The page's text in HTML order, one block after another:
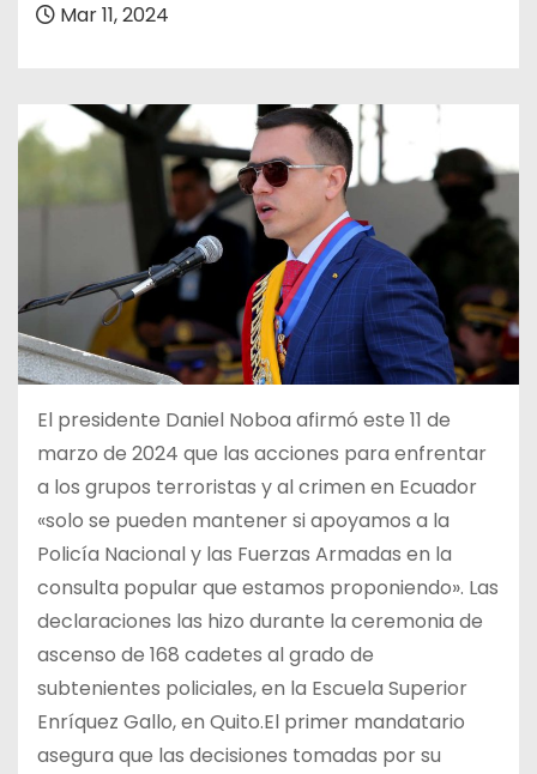
Mar 11, 2024
El presidente Daniel Noboa afirmó este 11 de
marzo de 2024 que las acciones para enfrentar
a los grupos terroristas y al crimen en Ecuador
«solo se pueden mantener si apoyamos a la
Policía Nacional y las Fuerzas Armadas en la
consulta popular que estamos proponiendo». Las
declaraciones las hizo durante la ceremonia de
ascenso de 168 cadetes al grado de
subtenientes policiales, en la Escuela Superior
Enríquez Gallo, en Quito.El primer mandatario
asegura que las decisiones tomadas por su